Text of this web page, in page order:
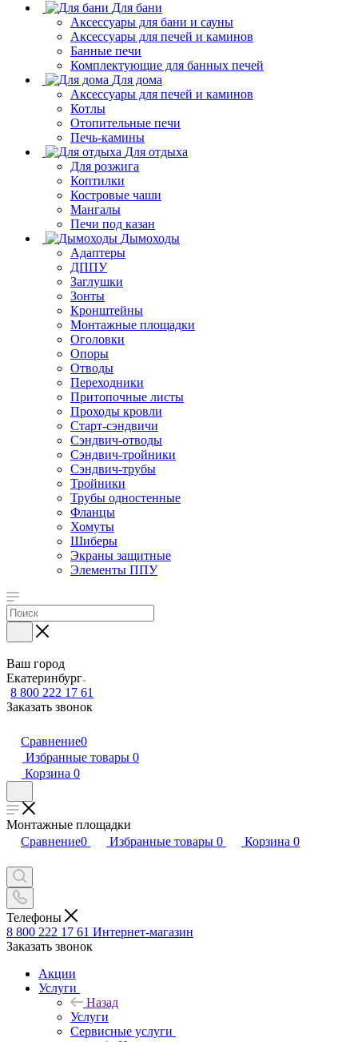
Для бани
Аксессуары для бани и сауны
Аксессуары для печей и каминов
Банные печи
Комплектующие для банных печей
Для дома
Аксессуары для печей и каминов
Котлы
Отопительные печи
Печь-камины
Для отдыха
Для розжига
Коптилки
Костровые чаши
Мангалы
Печи под казан
Дымоходы
Адаптеры
ДППУ
Заглушки
Зонты
Кронштейны
Монтажные площадки
Оголовки
Опоры
Отводы
Переходники
Притопочные листы
Проходы кровли
Старт-сэндвичи
Сэндвич-отводы
Сэндвич-тройники
Сэндвич-трубы
Тройники
Трубы одностенные
Фланцы
Хомуты
Шиберы
Экраны защитные
Элементы ППУ
Ваш город
Екатеринбург
8 800 222 17 61
Заказать звонок
Сравнение0
Избранные товары 0
Корзина 0
Монтажные площадки
Сравнение0 Избранные товары 0 Корзина 0
Телефоны
8 800 222 17 61 Интернет-магазин
Заказать звонок
Акции
Услуги
Назад
Услуги
Сервисные услуги